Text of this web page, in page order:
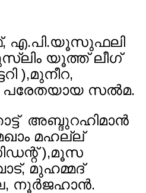
എ.പി.യൂസുഫലി
യൂത്ത് ലീഗ്
),മുനീറ,
സൽമ.
അബ്ദുറഹിമാൻ
മഹല്ല്
),മൂസ
മുഹമ്മദ്‌
നൂർജഹാൻ.